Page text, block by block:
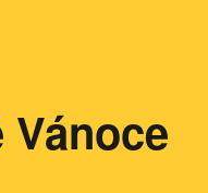
Vánoce